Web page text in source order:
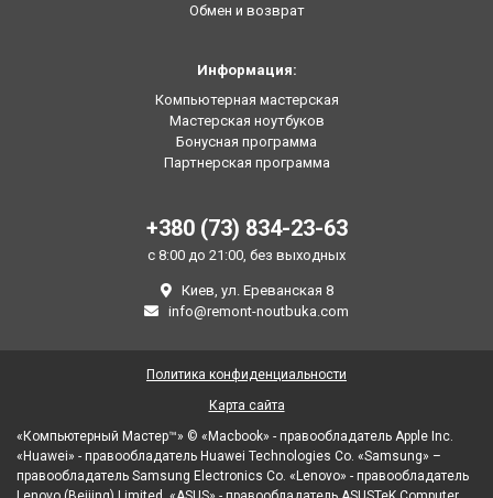
Обмен и возврат
Информация:
Компьютерная мастерская
Мастерская ноутбуков
Бонусная программа
Партнерская программа
+380 (73) 834-23-63
с 8:00 до 21:00, без выходных
Киев, ул. Ереванская 8
info@remont-noutbuka.com
«Компьютерный Мастер™» © «Macbook» - правообладатель Apple Inc.
«Huawei» - правообладатель Huawei Technologies Co. «Samsung» –
правообладатель Samsung Electronics Co. «Lenovo» - правообладатель
Политика конфиденциальности
Карта сайта